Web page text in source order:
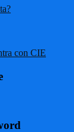
con CIE